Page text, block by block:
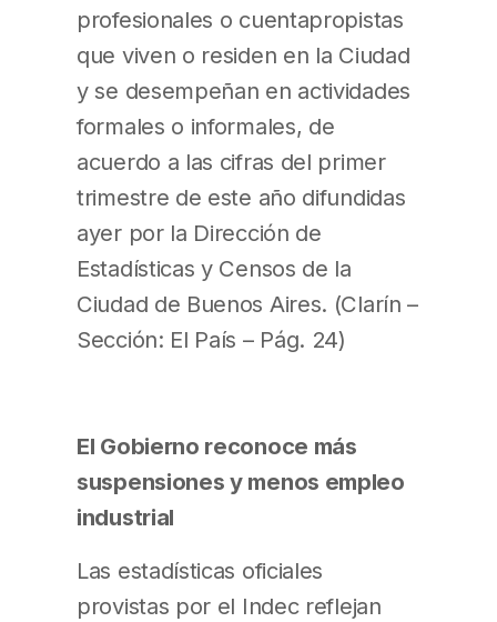
profesionales o cuentapropistas
que viven o residen en la Ciudad
y se desempeñan en actividades
formales o informales, de
acuerdo a las cifras del primer
trimestre de este año difundidas
ayer por la Dirección de
Estadísticas y Censos de la
Ciudad de Buenos Aires. (Clarín –
Sección: El País – Pág. 24)
El Gobierno reconoce más
suspensiones y menos empleo
industrial
Las estadísticas oficiales
provistas por el Indec reflejan